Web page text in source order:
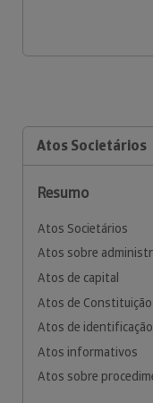
Atos Societários
Resumo
Atos Societários
Atos sobre
Atos de capital
Atos de
Atos de identificação
Atos informativos
Atos sobre